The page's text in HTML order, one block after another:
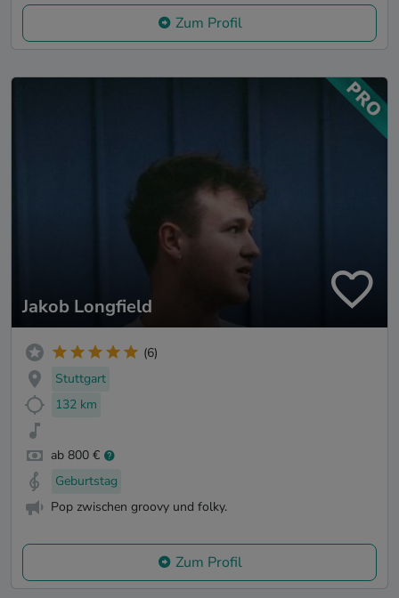
Zum Profil
Jakob Longfield
(6)
Stuttgart
132 km
ab 800 €
Geburtstag
Pop zwischen groovy und folky.
Zum Profil